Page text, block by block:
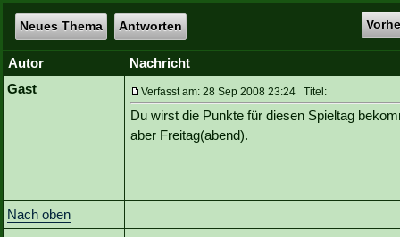
Neues Thema Antworten
Autor
Nachricht
Gast
Verfasst am: 28 Sep 2008 23:24 Titel:
Du wirst die Punkte für diesen Spieltag
aber Freitag(abend).
Nach oben